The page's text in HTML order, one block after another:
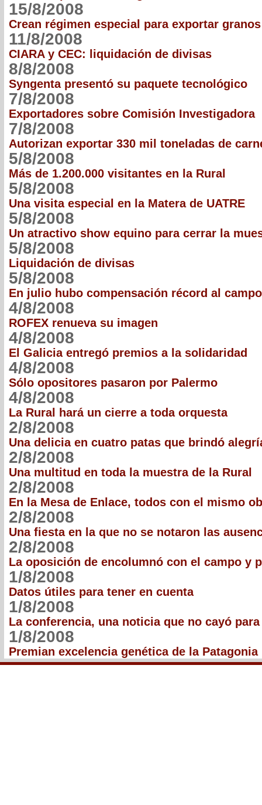
15/8/2008
Crean régimen especial para exportar granos
11/8/2008
CIARA y CEC: liquidación de divisas
8/8/2008
Syngenta presentó su paquete tecnológico
7/8/2008
Exportadores sobre Comisión Investigadora
7/8/2008
Autorizan exportar 330 mil toneladas de
5/8/2008
Más de 1.200.000 visitantes en la Rural
5/8/2008
Una visita especial en la Matera de UATRE
5/8/2008
Un atractivo show equino para cerrar la
5/8/2008
Liquidación de divisas
5/8/2008
En julio hubo compensación récord al campo
4/8/2008
ROFEX renueva su imagen
4/8/2008
El Galicia entregó premios a la solidaridad
4/8/2008
Sólo opositores pasaron por Palermo
4/8/2008
La Rural hará un cierre a toda orquesta
2/8/2008
Una delicia en cuatro patas que brindó
2/8/2008
Una multitud en toda la muestra de la Rural
2/8/2008
En la Mesa de Enlace, todos con el mismo
2/8/2008
Una fiesta en la que no se notaron las
2/8/2008
La oposición de encolumnó con el campo y
1/8/2008
Datos útiles para tener en cuenta
1/8/2008
La conferencia, una noticia que no cayó
1/8/2008
Premian excelencia genética de la Patagonia